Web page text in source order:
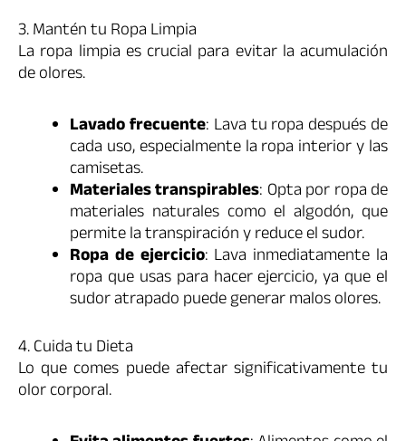
3. Mantén tu Ropa Limpia
La ropa limpia es crucial para evitar la acumulación
de olores.
Lavado frecuente: Lava tu ropa después de
cada uso, especialmente la ropa interior y las
camisetas.
Materiales transpirables: Opta por ropa de
materiales naturales como el algodón, que
permite la transpiración y reduce el sudor.
Ropa de ejercicio: Lava inmediatamente la
ropa que usas para hacer ejercicio, ya que el
sudor atrapado puede generar malos olores.
4. Cuida tu Dieta
Lo que comes puede afectar significativamente tu
olor corporal.